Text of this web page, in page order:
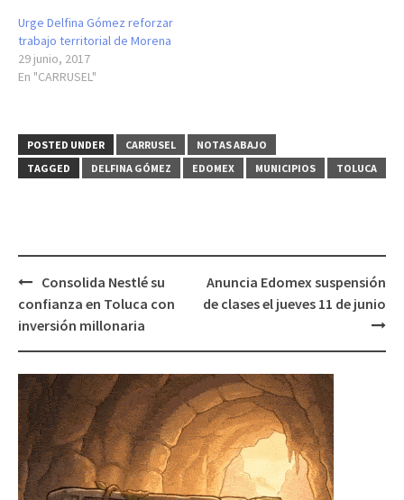
Urge Delfina Gómez reforzar
trabajo territorial de Morena
29 junio, 2017
En "CARRUSEL"
POSTED UNDER CARRUSEL
NOTAS ABAJO
TAGGED
DELFINA GÓMEZ EDOMEX MUNICIPIOS TOLUCA
Post
navigation
Consolida Nestlé su
confianza en Toluca con
inversión millonaria
Anuncia Edomex suspensión
de clases el jueves 11 de junio